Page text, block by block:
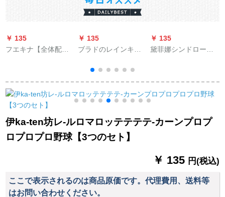
￥ 135
フエキナ【全体配色
レイン既製カーン遮
光蚊よけのレインレ
インビル寝室全体配
色-コーヒ色190 cm*
高さ150 cm
￥ 135
ブラドのレインキラ
ト寝室家庭用百葉カ
ーテジット不要亜光
純白平方メトルトル
トルトル
￥ 135
黛菲娜シンドローム
ダー寝室のサンバザ
ック布を完全に遮光
8516-半遮光布-打孔
オーダンンン【何メ
伊ka-ten坊レ-ルロマロッテテテテ-カーンプロプ
ロプロプロ野球【3つのセト】
￥ 135 円(税込)
ここで表示されるのは商品原価です。代理費用、送料等
はお問い合わせください。